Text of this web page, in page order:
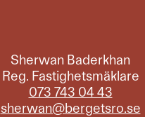
Sherwan Baderkhan
Reg. Fastighetsmäklare
073 743 04 43
sherwan@bergetsro.se